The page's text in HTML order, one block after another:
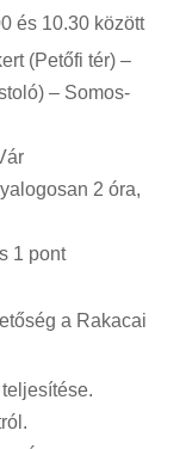
és 10.30 között
(Petőfi tér) –
– Somos-
2 óra,
1 pont
a Rakacai